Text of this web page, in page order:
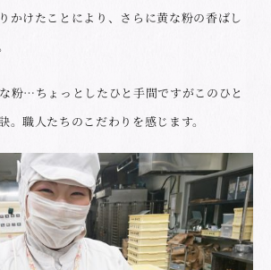
かけたことにより、さらに黄な粉の香ばし
粉…ちょっとしたひと手間ですがこのひと
。職人たちのこだわりを感じます。